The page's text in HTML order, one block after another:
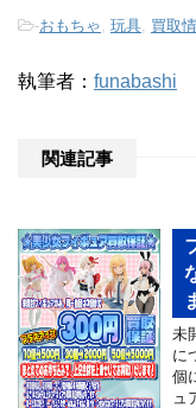
-おもちゃ 玩具 買取
執筆者： funabashi
関連記事
未
に
個
ュ